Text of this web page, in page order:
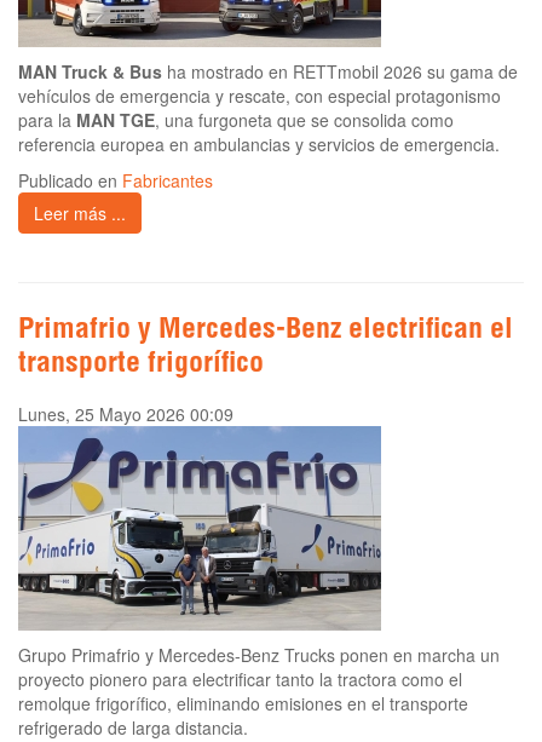
MAN Truck & Bus ha mostrado en RETTmobil 2026 su gama de
vehículos de emergencia y rescate, con especial protagonismo
para la MAN TGE, una furgoneta que se consolida como
referencia europea en ambulancias y servicios de emergencia.
Publicado en Fabricantes
Leer más ...
Primafrio y Mercedes-Benz electrifican el
transporte frigorífico
Lunes, 25 Mayo 2026 00:09
Grupo Primafrio y Mercedes-Benz Trucks ponen en marcha un
proyecto pionero para electrificar tanto la tractora como el
remolque frigorífico, eliminando emisiones en el transporte
refrigerado de larga distancia.